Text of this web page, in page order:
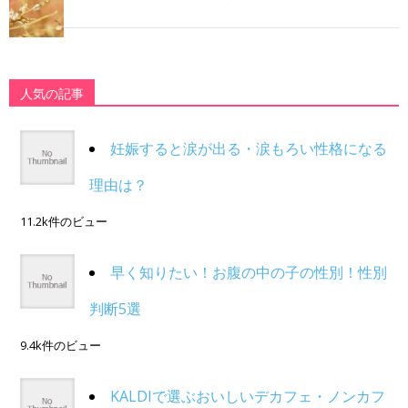
人気の記事
妊娠すると涙が出る・涙もろい性格になる
理由は？
11.2k件のビュー
早く知りたい！お腹の中の子の性別！性別
判断5選
9.4k件のビュー
KALDIで選ぶおいしいデカフェ・ノンカフ